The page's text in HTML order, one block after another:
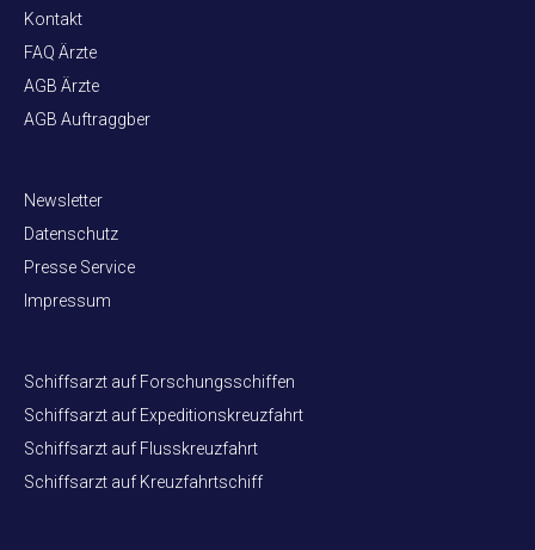
Kontakt
FAQ Ärzte
AGB Ärzte
AGB Auftraggber
Newsletter
Datenschutz
Presse Service
Impressum
Schiffsarzt auf Forschungsschiffen
Schiffsarzt auf Expeditionskreuzfahrt
Schiffsarzt auf Flusskreuzfahrt
Schiffsarzt auf Kreuzfahrtschiff